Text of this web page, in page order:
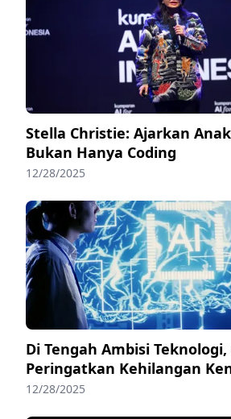
Stella Christie: Ajarkan
Bukan Hanya Coding
12/28/2025
Di Tengah Ambisi
Peringatkan Kehilangan
12/28/2025